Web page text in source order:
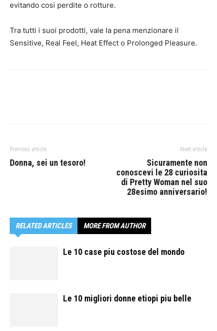
evitando cosi perdite o rotture.
Tra tutti i suoi prodotti, vale la pena menzionare il
Sensitive, Real Feel, Heat Effect o Prolonged Pleasure.
Previous article
Donna, sei un tesoro!
Next article
Sicuramente non
conoscevi le 28 curiosita
di Pretty Woman nel suo
28esimo anniversario!
RELATED ARTICLES MORE FROM AUTHOR
Le 10 case piu costose del mondo
Le 10 migliori donne etiopi piu belle